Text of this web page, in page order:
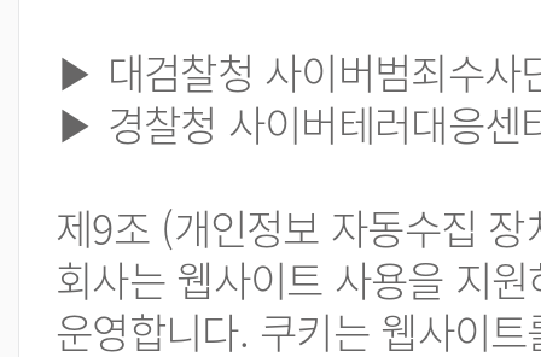
▶ 대검찰청 사이버범죄수
▶ 경찰청 사이버테러대응
제9조 (개인정보 자동수집
회사는 웹사이트 사용을 지
운영합니다. 쿠키는 웹사이